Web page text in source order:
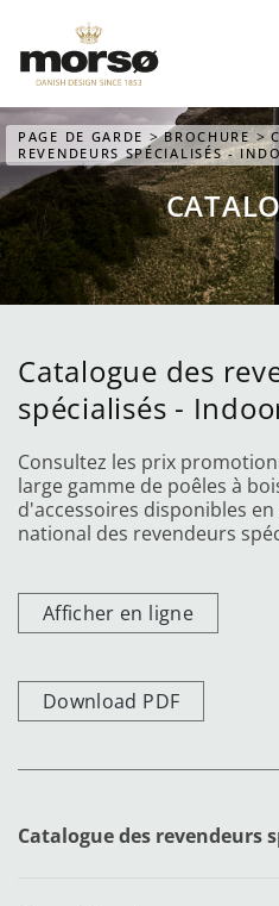
Skip to main content
PAGE DE GARDE BROCHURE
REVENDEURS SPÉCIALISÉS -
Catalogue des
spécialisés -
Consultez les prix
large gamme de poêles à
d'accessoires disponibles en
national des revendeurs
Afficher en ligne
Download PDF
Catalogue des revendeurs